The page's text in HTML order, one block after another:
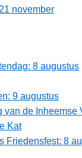
november
8 augustus
9 augustus
van de
Kat
Friedensfest: 8